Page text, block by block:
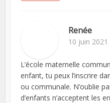
Renée
10 juin
L’école maternelle
enfant, tu peux l’inscrire
ou communale. N’oublie
d’enfants n’acceptent les